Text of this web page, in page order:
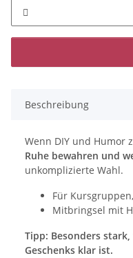
Beschreibung
Wenn DIY und Humor
Ruhe bewahren und
unkomplizierte Wahl.
Für
Mitbringsel mit
Tipp: Besonders
Geschenks klar ist.